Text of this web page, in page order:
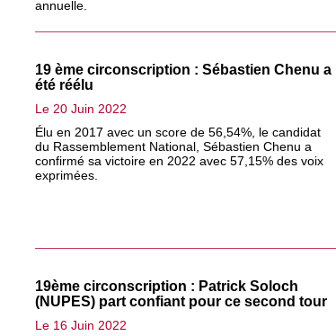
annuelle.
19 ème circonscription : Sébastien Chenu a
été réélu
Le 20 Juin 2022
Élu en 2017 avec un score de 56,54%, le candidat
du Rassemblement National, Sébastien Chenu a
confirmé sa victoire en 2022 avec 57,15% des voix
exprimées.
19ème circonscription : Patrick Soloch
(NUPES) part confiant pour ce second tour
Le 16 Juin 2022